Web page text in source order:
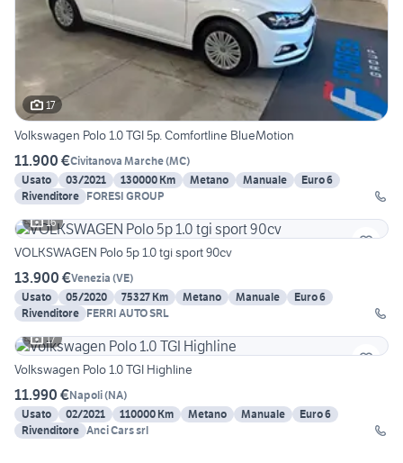
17
Volkswagen Polo 1.0 TGI 5p. Comfortline BlueMotion
11.900 €Civitanova Marche(MC)
Usato
03/2021 130000 Km Metano Manuale
Euro 6
Rivenditore FORESI GROUP
16
VOLKSWAGEN Polo 5p 1.0 tgi sport 90cv
13.900 €Venezia (VE)
Usato
05/2020 75327 Km Metano Manuale
Euro 6
Rivenditore FERRI AUTO SRL
17
Volkswagen Polo 1.0 TGI Highline
11.990 €Napoli(NA)
Usato
02/2021 110000 Km Metano Manuale
Euro 6
Rivenditore Anci Cars srl